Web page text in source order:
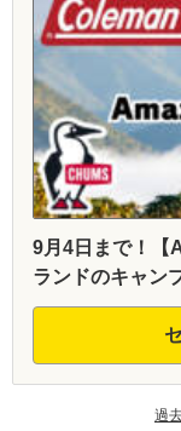
9月4日まで！【
ランドのキャン
過